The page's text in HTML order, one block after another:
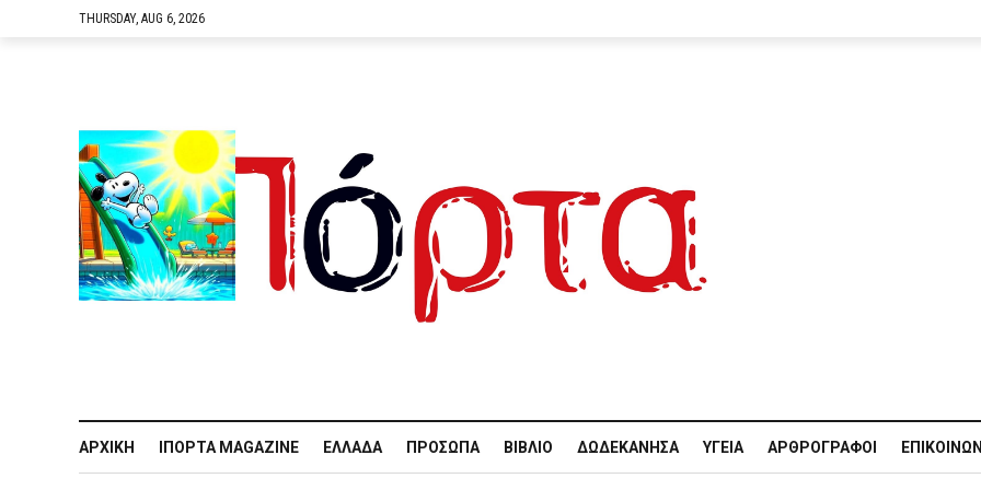
THURSDAY, AUG 6, 2026
ΑΡΧΙΚΉ IΠΌΡΤΑ MAGAZINE ΕΛΛΆΔΑ ΠΡΌΣΩΠΑ ΒΙΒΛΊΟ ΔΩΔΕΚΆΝΗΣΑ ΥΓΕΊΑ ΑΡΘΡΟΓΡΆΦΟΙ